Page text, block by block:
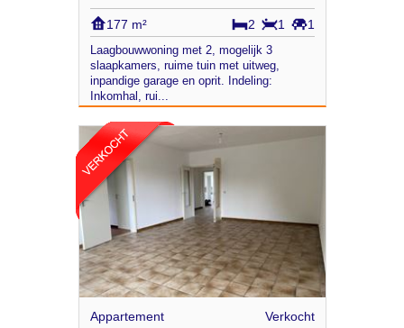
177 m² 1
1
2
Laagbouwwoning met 2, mogelijk 3
slaapkamers, ruime tuin met uitweg,
inpandige garage en oprit. Indeling:
Inkomhal, rui...
Appartement Verkocht